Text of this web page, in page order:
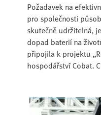
Požadavek na
pro společnosti
skutečně udržitelná,
dopad baterií na
připojila k projektu
hospodářství Cobat.